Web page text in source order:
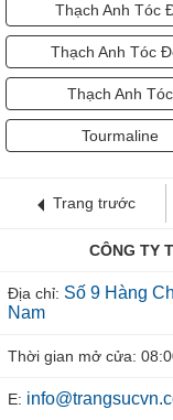
Thạch Anh Tóc
Thạch Anh Tóc
Thạch Anh Tóc
Tourmaline
Trang trước
CÔNG TY
Địa chỉ: Số 9 Hàng
Nam
Thời gian mở cửa:
E: